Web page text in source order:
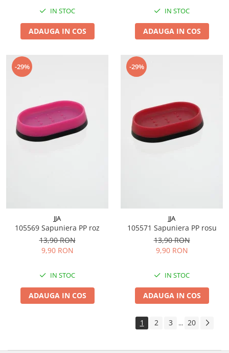
IN STOC
ADAUGA IN COS
IN STOC
ADAUGA IN COS
-29%
JJA
105569 Sapuniera PP roz
13,90 RON
9,90 RON
IN STOC
ADAUGA IN COS
-29%
JJA
105571 Sapuniera PP rosu
13,90 RON
9,90 RON
IN STOC
ADAUGA IN COS
1 2 3 ... 20